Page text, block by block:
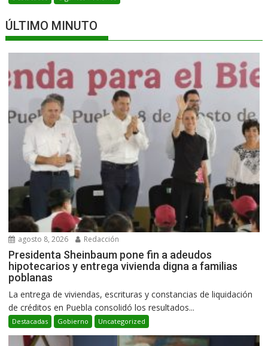
ÚLTIMO MINUTO
agosto 8, 2026 Redacción
Presidenta Sheinbaum pone fin a adeudos
hipotecarios y entrega vivienda digna a familias
poblanas
La entrega de viviendas, escrituras y constancias de liquidación
de créditos en Puebla consolidó los resultados...
Destacadas Gobierno Uncategorized